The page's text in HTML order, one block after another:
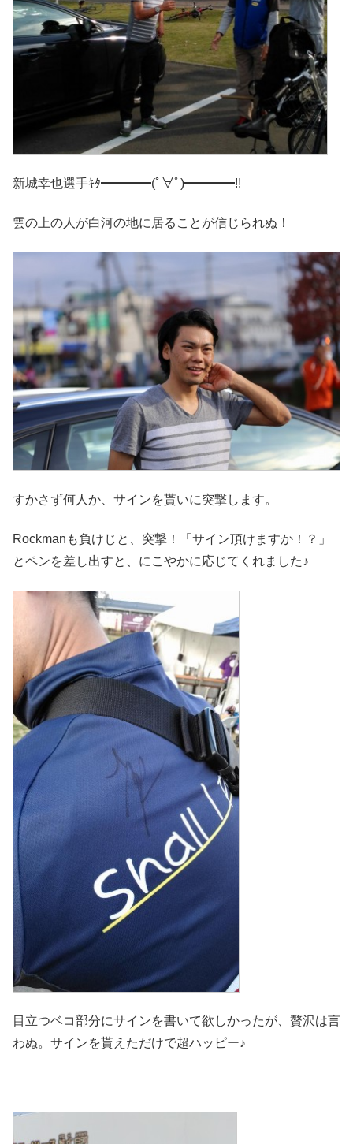
新城幸也選手ｷﾀ━━━━(ﾟ∀ﾟ)━━━━!!
雲の上の人が白河の地に居ることが信じられぬ！
すかさず何人か、サインを貰いに突撃します。
Rockmanも負けじと、突撃！「サイン頂けますか！？」
とペンを差し出すと、にこやかに応じてくれました♪
目立つベコ部分にサインを書いて欲しかったが、贅沢は言
わぬ。サインを貰えただけで超ハッピー♪